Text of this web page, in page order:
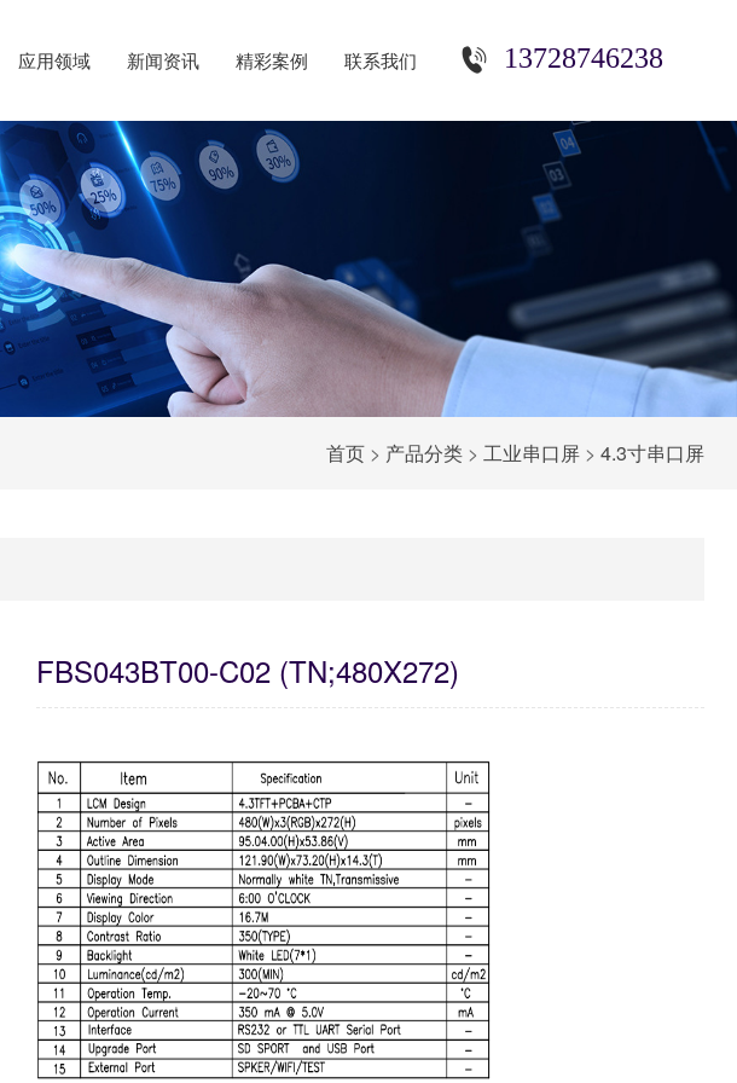
13728746238
应用领域 新闻资讯 精彩案例 联系我们
首页 > 产品分类 >工业串口屏 >4.3寸串口屏
FBS043BT00-C02 (TN;480X272)